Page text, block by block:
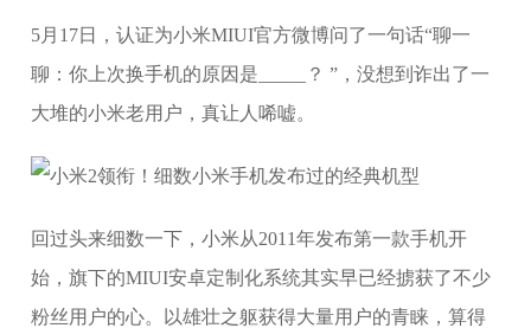
5月17日，认证为小米MIUI官方微博问了一句话“聊一
聊：你上次换手机的原因是_____？ ”，没想到诈出了一
大堆的小米老用户，真让人唏嘘。
回过头来细数一下，小米从2011年发布第一款手机开
始，旗下的MIUI安卓定制化系统其实早已经掳获了不少
粉丝用户的心。以雄壮之躯获得大量用户的青睐，算得